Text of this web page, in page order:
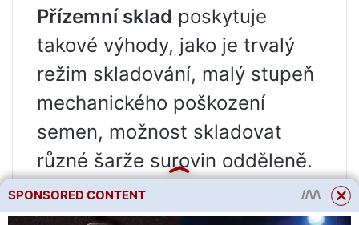
Přízemní sklad poskytuje
takové výhody, jako je trvalý
režim skladování, malý stupeň
mechanického poškození
semen, možnost skladovat
různé šarže surovin odděleně.
Nevýhodou podlahového
skladování obilí je nedostatek
SPONSORED CONTENT